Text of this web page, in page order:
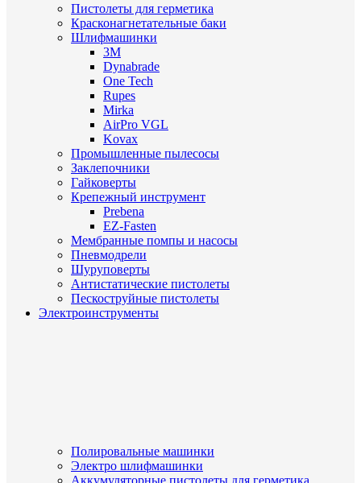
Пистолеты для герметика
Красконагнетательные баки
Шлифмашинки
3M
Dynabrade
One Tech
Rupes
Mirka
AirPro VGL
Kovax
Промышленные пылесосы
Заклепочники
Гайковерты
Крепежный инструмент
Prebena
EZ-Fasten
Мембранные помпы и насосы
Пневмодрели
Шуруповерты
Антистатические пистолеты
Пескоструйные пистолеты
Электроинструменты
Полировальные машинки
Электро шлифмашинки
Аккумуляторные пистолеты для герметика